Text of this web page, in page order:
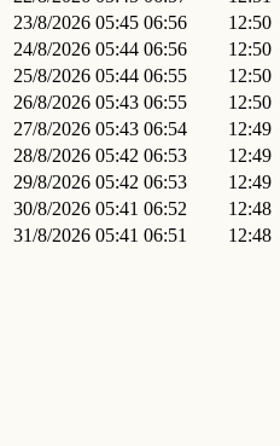
23/8/2026 05:45 06:56 12:50
24/8/2026 05:44 06:56 12:50
25/8/2026 05:44 06:55 12:50
26/8/2026 05:43 06:55 12:50
27/8/2026 05:43 06:54 12:49
28/8/2026 05:42 06:53 12:49
29/8/2026 05:42 06:53 12:49
30/8/2026 05:41 06:52 12:48
31/8/2026 05:41 06:51 12:48